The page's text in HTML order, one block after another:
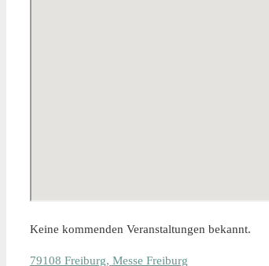
Keine kommenden Veranstaltungen bekannt.
79108 Freiburg, Messe Freiburg